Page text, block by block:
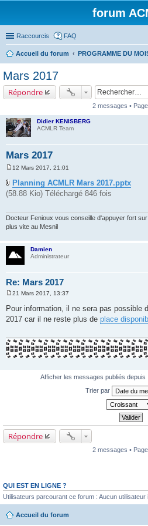
forum
Raccourcis FAQ
Accueil du forum PROGRAMME DU
Mars 2017
Répondre
2 messages • Page
Didier KENISBERG
ACMLR Team
Mars 2017
e
s
s
12 Mars 2017, 21:01
Planning ACMLR Mars 2017.pptx
(58.88 Kio) Téléchargé 846 fois
Docteur Fenioux vous conseille d'appuyer fort
plus vite au Mesnil
Damien
Administrateur
Re: Mars 2017
e
s
s
e
21 Mars 2017, 13:37
Pour information, il ne sera pas possible
2017 car il ne reste plus de place
Afficher les messages publiés depuis :
Trier par
Répondre
2 messages • Page
QUI EST EN LIGNE ?
Utilisateurs parcourant ce forum : Aucun utilisateur
Accueil du forum